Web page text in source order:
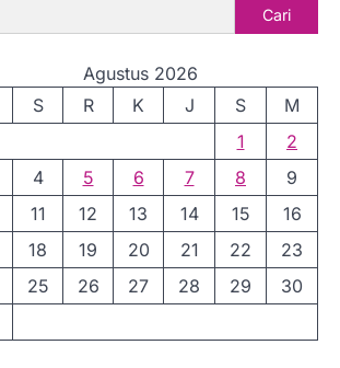
Cari
Agustus 2026
S R K J S
M
1
2
4 5 6 7 8
9
11 12 13 14 15
16
18 19 20 21 22
23
25 26 27 28 29
30